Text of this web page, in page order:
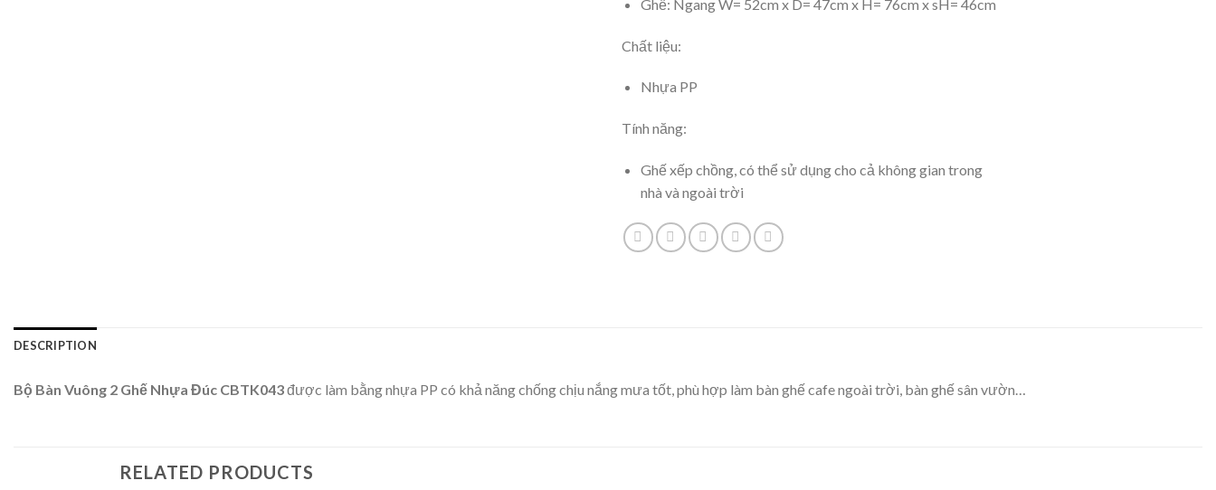
Ghế: Ngang W= 52cm x D= 47cm x H= 76cm x sH= 46cm
Chất liệu:
Nhựa PP
Tính năng:
Ghế xếp chồng, có thể sử dụng cho cả không gian trong
nhà và ngoài trời
DESCRIPTION
Bộ Bàn Vuông 2 Ghế Nhựa Đúc CBTK043được làm bằng nhựa PP có khả năng chống chịu nắng mưa tốt, phù hợp làm bàn ghế cafe ngoài trời, bàn ghế sân vườn…
RELATED PRODUCTS